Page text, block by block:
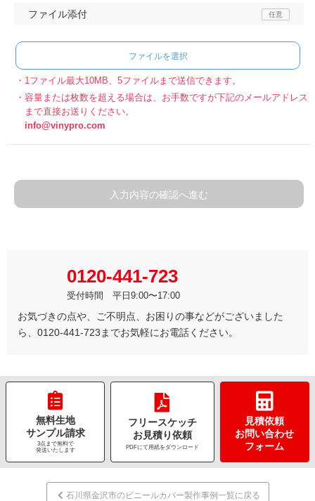
ファイル添付
ファイルを選択
1ファイル最大10MB、5ファイルまで送信できます。
容量または枚数を超える場合は、お手数ですが下記のメールアドレス
まで直接お送りください。
info@vinypro.com
入力内容の確認へ進む
0120-441-723
受付時間 平日9:00〜17:00
お気づきの点や、ご不明点、お困りの事などがございました
ら、0120-441-723までお気軽にお電話ください。
無料生地
サンプル請求
3点まで無料で
発送いたします
フリースケッチ
お見積り依頼
PDFにて用紙をダウンロード
見積依頼
お問い合わせ
フォーム
石川県金沢市のビニールカバー製作事例一覧に戻る